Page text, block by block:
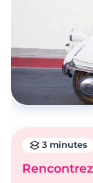
3 minutes